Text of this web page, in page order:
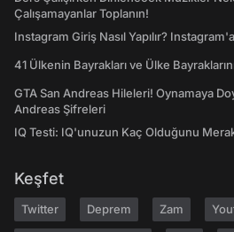
Çalışamayanlar Toplanın!
Instagram Giriş Nasıl Yapılır?
41 Ülkenin Bayrakları ve Ülke
GTA San Andreas Hileleri! Oynamaya
Andreas Şifreleri
IQ Testi: IQ'unuzun Kaç Olduğunu
Keşfet
Twitter Deprem Zam